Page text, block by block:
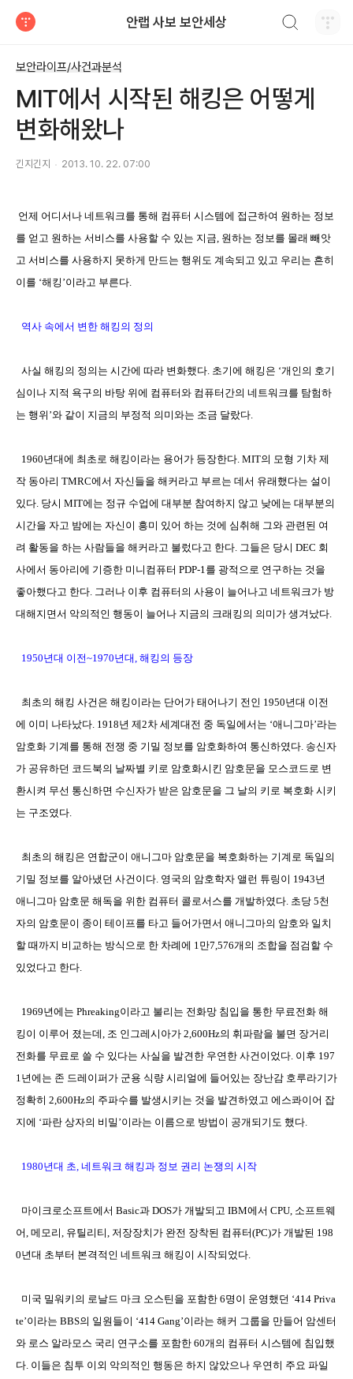
안랩 사보 보안세상
보안라이프/사건과분석
MIT에서 시작된 해킹은 어떻게
변화해왔나
긴지긴지 2013. 10. 22. 07:00
언제 어디서나 네트워크를 통해 컴퓨터 시스템에 접근하여 원하는 정보
를 얻고 원하는 서비스를 사용할 수 있는 지금, 원하는 정보를 몰래 빼앗
고 서비스를 사용하지 못하게 만드는 행위도 계속되고 있고 우리는 흔히
이를 ‘해킹 ’이라고 부른다.
역사 속에서 변한 해킹의 정의
사실 해킹의 정의는 시간에 따라 변화했다. 초기에 해킹은 ‘개인의 호기
심이나 지적 욕구의 바탕 위에 컴퓨터와 컴퓨터간의 네트워크를 탐험하
는 행위 ’와 같이 지금의 부정적 의미와는 조금 달랐다.
1960년대에 최초로 해킹이라는 용어가 등장한다.MIT의 모형 기차 제
작 동아리 TMRC에서 자신들을 해커라고 부르는 데서 유래했다는 설이
있다. 당시 MIT에는 정규 수업에 대부분 참여하지 않고 낮에는 대부분의
시간을 자고 밤에는 자신이 흥미 있어 하는 것에 심취해 그와 관련된 여
려 활동을 하는 사람들을 해커라고 불렀다고 한다. 그들은 당시 DEC 회
사에서 동아리에 기증한 미니컴퓨터 PDP-1를 광적으로 연구하는 것을
좋아했다고 한다. 그러나 이후 컴퓨터의 사용이 늘어나고 네트워크가 방
대해지면서 악의적인 행동이 늘어나 지금의 크래킹의 의미가 생겨났다.
1950년대 이전~1970년대, 해킹의 등장
최초의 해킹 사건은 해킹이라는 단어가 태어나기 전인 1950년대 이전
에 이미 나타났다. 1918년 제2차 세계대전 중 독일에서는 ‘애니그마’라는
암호화 기계를 통해 전쟁 중 기밀 정보를 암호화하여 통신하였다. 송신자
가 공유하던 코드북의 날짜별 키로 암호화시킨 암호문을 모스코드로 변
환시켜 무선 통신하면 수신자가 받은 암호문을 그 날의 키로 복호화 시키
는 구조였다.
최초의 해킹은 연합군이 애니그마 암호문을 복호화하는 기계로 독일의
기밀 정보를 알아냈던 사건이다. 영국의 암호학자 앨런 튜링이 1943년
애니그마 암호문 해독을 위한 컴퓨터 콜로서스를 개발하였다. 초당 5천
자의 암호문이 종이 테이프를 타고 들어가면서 애니그마의 암호와 일치
할 때까지 비교하는 방식으로 한 차례에 1만7,576개의 조합을 점검할 수
있었다고 한다.
1969년에는 Phreaking이라고 불리는 전화망 침입을 통한 무료전화 해
킹이 이루어 졌는데, 조 인그레시아가 2,600Hz의 휘파람을 불면 장거리
전화를 무료로 쓸 수 있다는 사실을 발견한 우연한 사건이었다. 이후 197
1년에는 존 드레이퍼가 군용 식량 시리얼에 들어있는 장난감 호루라기가
정확히 2,600Hz의 주파수를 발생시키는 것을 발견하였고 에스콰이어 잡
지에 ‘파란 상자의 비밀 ’이라는 이름으로 방법이 공개되기도 했다.
1980년대 초, 네트워크 해킹과 정보 권리 논쟁의 시작
마이크로소프트에서 Basic과DOS가 개발되고 IBM에서 CPU, 소프트웨
어, 메모리, 유틸리티, 저장장치가 완전 장착된 컴퓨터(PC)가 개발된 198
0년대 초부터 본격적인 네트워크 해킹이 시작되었다.
미국 밀워키의 로날드 마크 오스틴을 포함한6명이 운영했던 ‘414 Priva
te’이라는 BBS의 일원들이 ‘414 Gang’이라는 해커 그룹을 만들어 암센터
와 로스 알라모스 국리 연구소를 포함한 60개의 컴퓨터 시스템에 침입했
다. 이들은 침투 이외 악의적인 행동은 하지 않았으나 우연히 주요 파일